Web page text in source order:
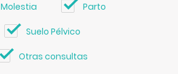
Molestia Parto
Suelo Pélvico
Otras consultas